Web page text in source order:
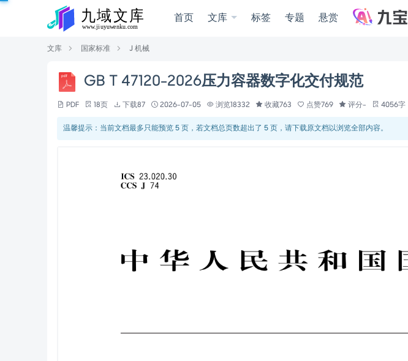
首页 文库 标签 专题 悬赏
文库 国家标准 J 机械
GB T 47120-2026压力容器数字化交付规范
PDF 18页 下载87 2026-07-05 浏览18332 收藏763 点赞769 评分- 4056字
温馨提示：当前文档最多只能预览 5 页，若文档总页数超出了 5 页，请下载原文档以浏览全部内容。